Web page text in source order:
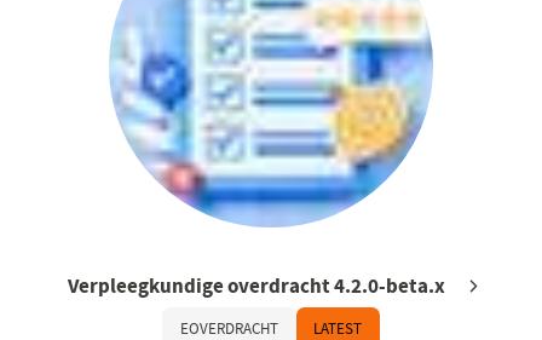
Verpleegkundige overdracht 4.2.0-beta.x
EOVERDRACHT LATEST